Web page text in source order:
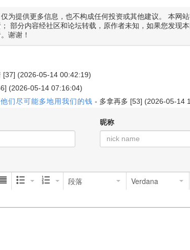
为提供更多信息，也不构成任何投资或其他建议。 本网
部分内容经社区和论坛转载，原作者未知，如果您发现
谢谢！
[37] (2026-05-14 00:42:19)
(2026-05-14 07:16:04)
们尽可能多地用我们的钱 - 多拿再多 [53] (2026-05-14
昵称
段落 Verdana